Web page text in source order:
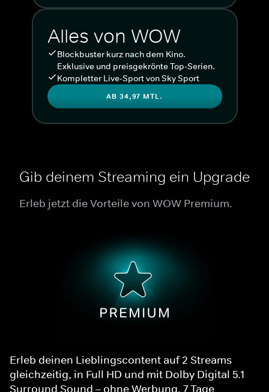
Alles von WOW
Blockbuster kurz nach dem Kino.
Exklusive und preisgekrönte Top-Serien.
Kompletter Live-Sport von Sky Sport
AB 34,97 MTL.
Gib deinem Streaming ein Upgrade
Erleb jetzt die Vorteile von WOW Premium.
Erleb deinen Lieblingscontent auf 2 Streams
gleichzeitig, in Full HD und mit Dolby Digital 5.1
Surround Sound – ohne Werbung. 7 Tage